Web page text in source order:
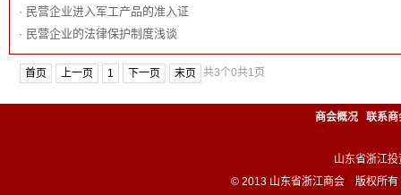
· 民营企业进入军工产品的准入证
· 民营企业的法律保护制度浅谈
共3个
首页 上一页 0
1 下一页 末页 共1页
商会概况 联系商
山东省浙江
© 2013 山东省浙江商会 版权所有